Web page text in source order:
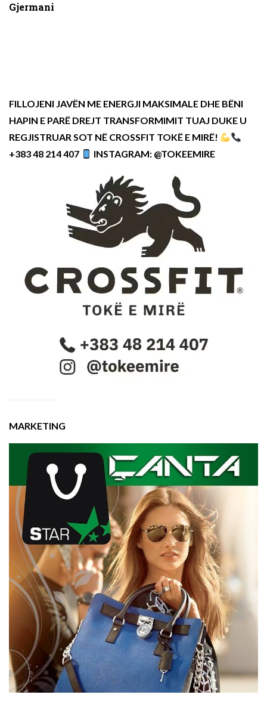
Gjermani
FILLOJENI JAVËN ME ENERGJI MAKSIMALE DHE BËNI
HAPIN E PARË DREJT TRANSFORMIMIT TUAJ DUKE U
REGJISTRUAR SOT NË CROSSFIT TOKË E MIRË!
+383 48 214 407
INSTAGRAM: @TOKEEMIRE
MARKETING